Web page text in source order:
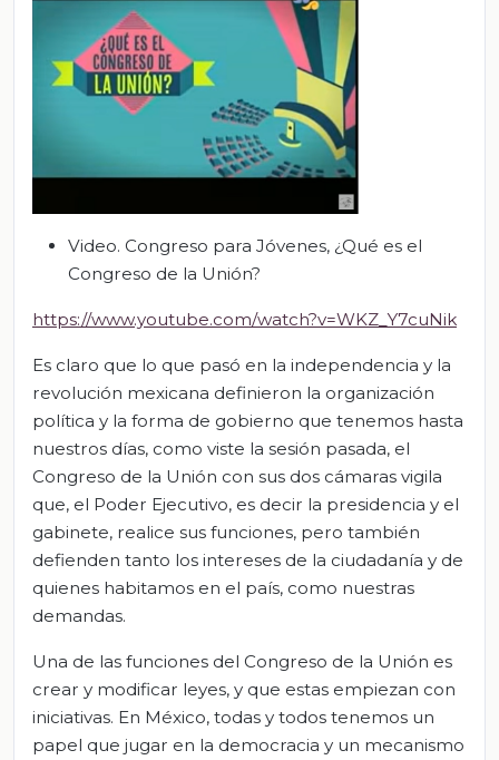
Video. Congreso para Jóvenes, ¿Qué es el
Congreso de la Unión?
https://www.youtube.com/watch?v=WKZ_Y7cuNik
Es claro que lo que pasó en la independencia y la
revolución mexicana definieron la organización
política y la forma de gobierno que tenemos hasta
nuestros días, como viste la sesión pasada, el
Congreso de la Unión con sus dos cámaras vigila
que, el Poder Ejecutivo, es decir la presidencia y el
gabinete, realice sus funciones, pero también
defienden tanto los intereses de la ciudadanía y de
quienes habitamos en el país, como nuestras
demandas.
Una de las funciones del Congreso de la Unión es
crear y modificar leyes, y que estas empiezan con
iniciativas. En México, todas y todos tenemos un
papel que jugar en la democracia y un mecanismo